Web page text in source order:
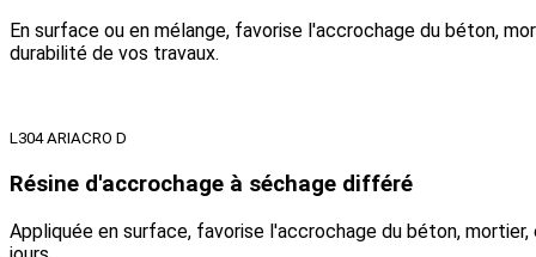
En surface ou en mélange, favorise l'accrochage du béton,
durabilité de vos travaux.
L304 ARIACRO D
Résine d'accrochage à séchage différé
Appliquée en surface, favorise l'accrochage du béton,